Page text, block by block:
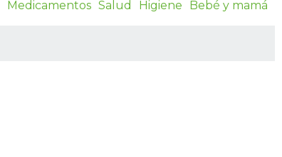
Medicamentos Salud Higiene Bebé y mamá